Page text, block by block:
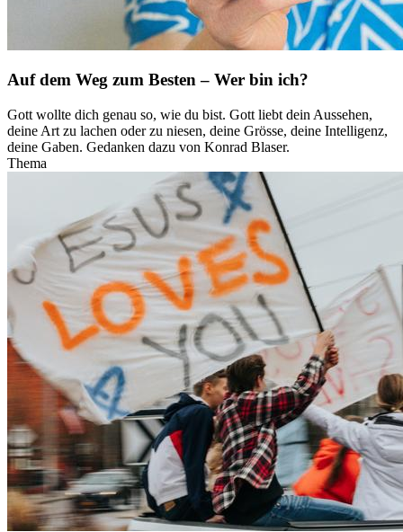
Auf dem Weg zum Besten – Wer bin ich?
Gott wollte dich genau so, wie du bist. Gott liebt dein Aussehen,
deine Art zu lachen oder zu niesen, deine Grösse, deine Intelligenz,
deine Gaben. Gedanken dazu von Konrad Blaser.
Thema